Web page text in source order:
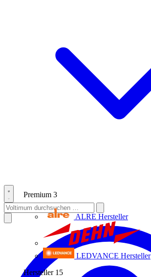
Premium 3
ALRE Hersteller
LEDVANCE Hersteller
Hersteller 15